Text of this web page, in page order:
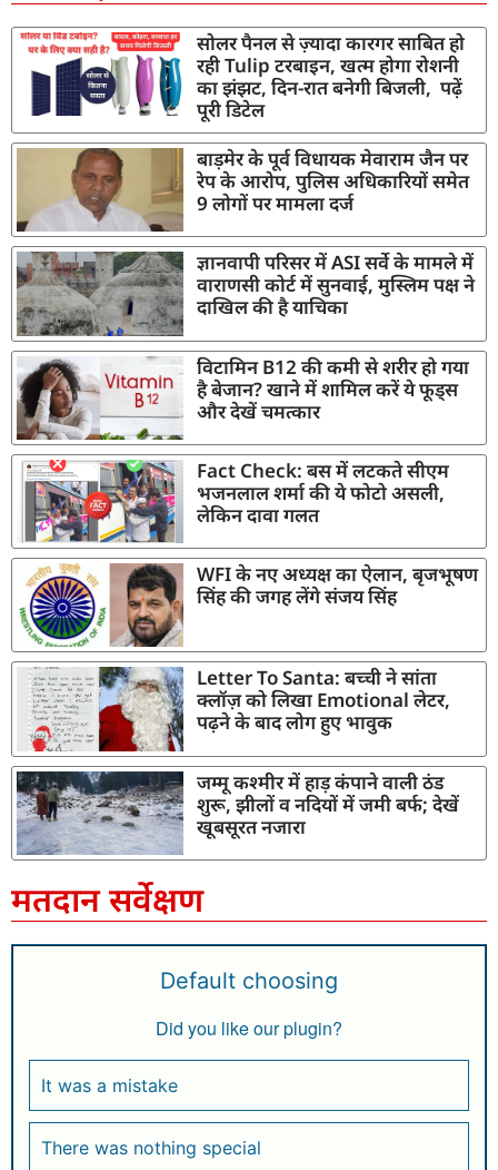
सोलर पैनल से ज़्यादा कारगर साबित हो
रही Tulip टरबाइन, खत्म होगा रोशनी
का झंझट, दिन-रात बनेगी बिजली, पढ़ें
पूरी डिटेल
बाड़मेर के पूर्व विधायक मेवाराम जैन पर
रेप के आरोप, पुलिस अधिकारियों समेत
9 लोगों पर मामला दर्ज
ज्ञानवापी परिसर में ASI सर्वे के मामले में
वाराणसी कोर्ट में सुनवाई, मुस्लिम पक्ष ने
दाखिल की है याचिका
विटामिन B12 की कमी से शरीर हो गया
है बेजान? खाने में शामिल करें ये फूड्स
और देखें चमत्कार
Fact Check: बस में लटकते सीएम
भजनलाल शर्मा की ये फोटो असली,
लेकिन दावा गलत
WFI के नए अध्यक्ष का ऐलान, बृजभूषण
सिंह की जगह लेंगे संजय सिंह
Letter To Santa: बच्ची ने सांता
क्लॉज़ को लिखा Emotional लेटर,
पढ़ने के बाद लोग हुए भावुक
जम्मू कश्मीर में हाड़ कंपाने वाली ठंड
शुरू, झीलों व नदियों में जमी बर्फ; देखें
खूबसूरत नजारा
मतदान सर्वेक्षण
Default choosing
Did you like our plugin?
It was a mistake
There was nothing special